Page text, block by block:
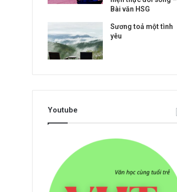
Bài văn HSG
Sương toả một tình
yêu
Youtube